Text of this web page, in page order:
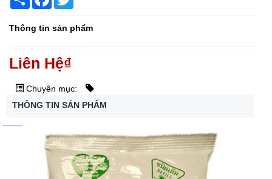
Thông tin sản phẩm
Liên Hệ₫
Chuyên mục:
THÔNG TIN SẢN PHẨM